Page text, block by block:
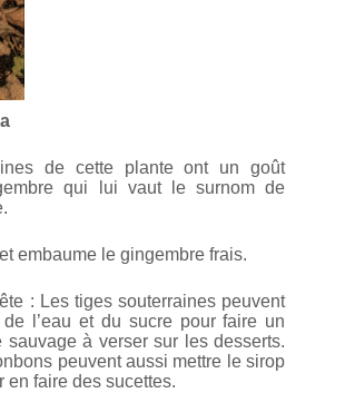
de cette plante ont un goût
qui lui vaut le surnom de
embaume le gingembre frais.
: Les tiges souterraines peuvent
l’eau et du sucre pour faire un
sauvage à verser sur les desserts.
peuvent aussi mettre le sirop
en faire des sucettes.